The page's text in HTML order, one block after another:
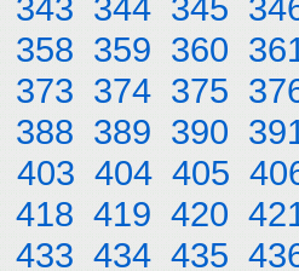
343 344 345
358 359 360
373 374 375
388 389 390
403 404 405
418 419 420
433 434 435